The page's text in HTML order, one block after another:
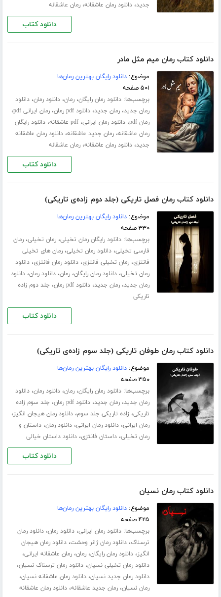
جدید،دانلود رمان عاشقانه،رمان عاشقانه
دانلود کتاب
دانلود کتاب رمان میم مثل مادر
موضوع:دانلود رایگان بهترین رمان‌ها
۵۰۱ صفحه
برچسب‌ها:دانلود رمان رایگان،رمان،دانلود رمان،دانلود
رمان جدید،رمان جدید،دانلود pdf رمان ،رمان ایرانی pdf ،
رمان pdf ،دانلود رمان ایرانی،pdf عاشقانه ،دانلود رایگان
رمان عاشقانه،رمان جدید عاشقانه،دانلود رمان عاشقانه
جدید،دانلود رمان عاشقانه،رمان عاشقانه
دانلود کتاب
دانلود کتاب رمان فصل تاریکی (جلد دوم زاده‌ی تاریکی)
موضوع:دانلود رایگان بهترین رمان‌ها
۳۳۰ صفحه
برچسب‌ها:دانلود رایگان رمان تخیلی،رمان تخیلی،رمان
فارسی تخیلی،دانلود رمان تخیلی،رمان های تخیلی
فانتزی،رمان تخیلی فانتزی،دانلود رمان فانتزی،دانلود
رمان تخیلی،دانلود رمان رایگان،رمان،دانلود رمان،دانلود
رمان جدید،رمان جدید،دانلود pdf رمان ، جلد دوم زاده
تاریکی
دانلود کتاب
دانلود کتاب رمان طوفان تاریکی (جلد سوم زاده‌ی تاریکی)
موضوع:دانلود رایگان بهترین رمان‌ها
۳۵۰ صفحه
برچسب‌ها:دانلود رمان رایگان،رمان،دانلود رمان،دانلود
رمان جدید،رمان جدید،دانلود pdf رمان ، جلد سوم زاده
تاریکی، زاده تاریکی جلد سوم،دانلود رمان هیجان انگیز،
رمان ایرانی،دانلود رمان ایرانی،دانلود رمان،داستان و
رمان تخیلی،داستان فانتزی،دانلود داستان خیالی
دانلود کتاب
دانلود کتاب رمان نسیان
موضوع:دانلود رایگان بهترین رمان‌ها
۴۲۵ صفحه
برچسب‌ها:دانلود رمان ایرانی،دانلود رمان،دانلود رمان
ترسناک،دانلود رمان ژانر وحشت،دانلود رمان هیجان
انگیز،دانلود رمان رایگان،رمان،رمان عاشقانه ایرانی،
دانلود رمان تخیلی نسیان،دانلود رمان ترسناک نسیان،
دانلود رمان جدید نسیان،دانلود رمان عاشفانه نسیان،
رمان نسیان،رمان جدید عاشقانه،دانلود رمان عاشقانه